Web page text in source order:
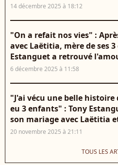
14 décembre 2025 à 18:12
"On a refait nos vies" :
avec Laëtitia, mère de ses
Estanguet a retrouvé
6 décembre 2025 à 11:58
"J'ai vécu une belle histoire
eu 3 enfants" : Tony
son mariage avec Laëtitia
20 novembre 2025 à 21:11
TOUS LES